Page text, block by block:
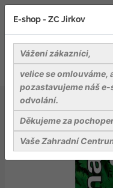
Osiva
Dobrá semena
E-shop - ZC Jirkov
Vážení zákazníci,
velice se omlouváme,
pozastavujeme náš
odvolání.
Děkujeme za
Vaše Zahradní